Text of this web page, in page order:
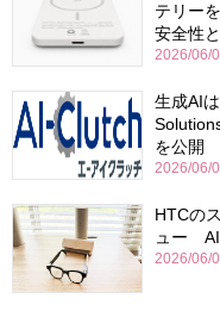
テリー
安全性
2026/06/
生成AI
を公開
2026/06/
HTCの
ュー AI
2026/06/